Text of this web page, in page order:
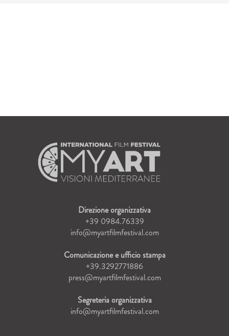
Direzione organizzativa
+39 0984.76339
info@myartfilmfestival.com
Comunicazione e ufficio stampa
+39.3292771886
press@myartfilmfestival.com
Segreteria organizzativa
info@myartfilmfestival.com